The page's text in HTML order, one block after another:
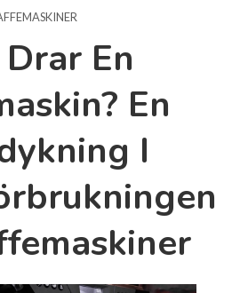
En
En
I